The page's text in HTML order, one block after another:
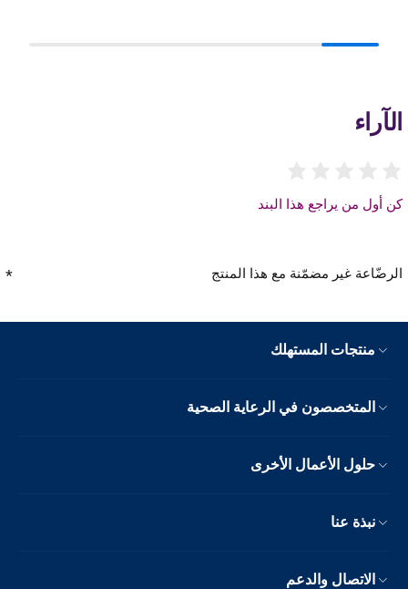
الآراء
كن أول من يراجع هذا البند
الرضّاعة غير مضمّنة مع هذا المنتج
منتجات المستهلك
المتخصصون في الرعاية الصحية
حلول الأعمال الأخرى
نبذة عنا
الاتصال والدعم